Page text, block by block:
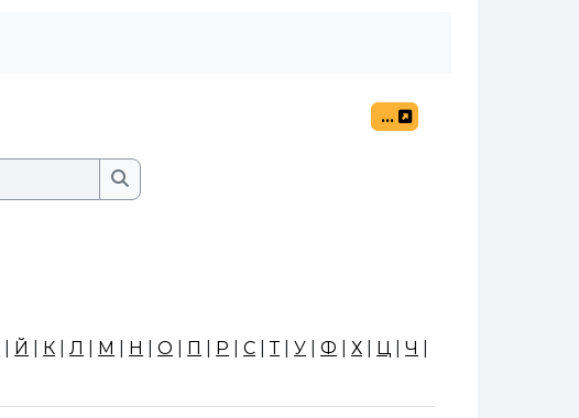
...
Експорт записів
Пошук
Пошук
Й К |Л М Н |О П Р |С |Т |У |Ф |Х Ц |Ч